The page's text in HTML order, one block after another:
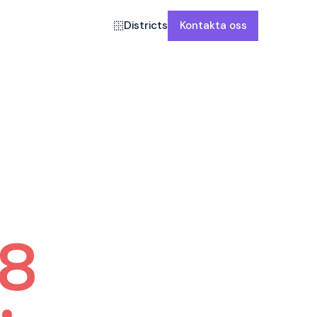
Districts Kontakta oss